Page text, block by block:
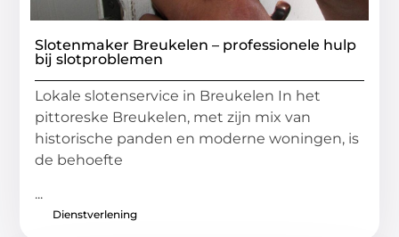
Slotenmaker Breukelen – professionele hulp
bij slotproblemen
Lokale slotenservice in Breukelen In het
pittoreske Breukelen, met zijn mix van
historische panden en moderne woningen, is
de behoefte
...
Dienstverlening